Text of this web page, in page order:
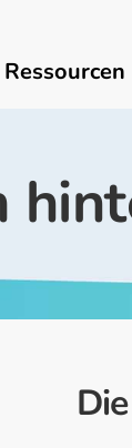
Ressourcen